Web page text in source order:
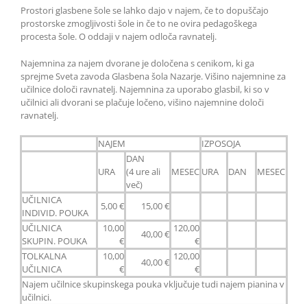
Prostori glasbene šole se lahko dajo v najem, če to dopuščajo
prostorske zmogljivosti šole in če to ne ovira pedagoškega
procesta šole. O oddaji v najem odloča ravnatelj.
Najemnina za najem dvorane je določena s cenikom, ki ga
sprejme Sveta zavoda Glasbena šola Nazarje. Višino najemnine za
učilnice določi ravnatelj. Najemnina za uporabo glasbil, ki so v
učilnici ali dvorani se plačuje ločeno, višino najemnine določi
ravnatelj.
NAJEM IZPOSOJA
URA
DAN
(4 ure ali
več)
MESEC URA DAN MESEC
UČILNICA
INDIVID. POUKA
5,00 €
15,00 €
UČILNICA
SKUPIN. POUKA
10,00
€
40,00 € 120,00
€
TOLKALNA
UČILNICA
10,00
€
40,00 € 120,00
€
Najem učilnice skupinskega pouka vključuje tudi najem pianina v
učilnici.